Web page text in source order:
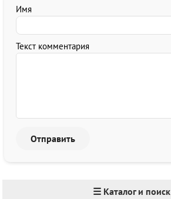
Имя
Текст комментария
☰ Каталог и поиск